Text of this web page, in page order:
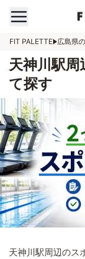
FIT PALETTE 広島県
天神川駅
て探す
天神川駅周辺のス